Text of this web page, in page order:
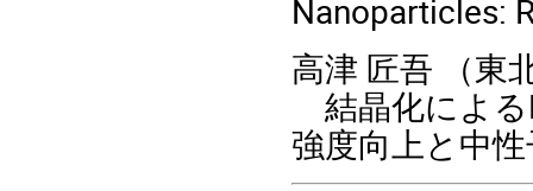
Nanoparticles:
高津 匠吾 （東
結晶化による
強度向上と中